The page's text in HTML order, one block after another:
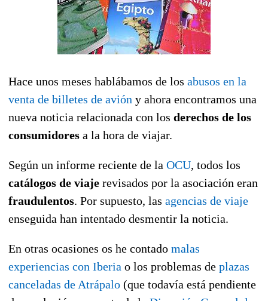
Hace unos meses hablábamos de los abusos en la
venta de billetes de avión y ahora encontramos una
nueva noticia relacionada con los derechos de los
consumidores a la hora de viajar.
Según un informe reciente de la OCU, todos los
catálogos de viaje revisados por la asociación eran
fraudulentos. Por supuesto, las agencias de viaje
enseguida han intentado desmentir la noticia.
En otras ocasiones os he contado malas
experiencias con Iberia o los problemas de plazas
canceladas de Atrápalo (que todavía está pendiente